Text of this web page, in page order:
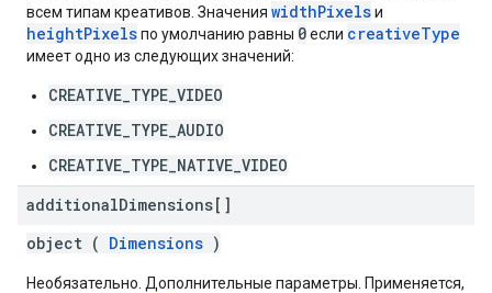
всем типам креативов. Значения widthPixelsи
heightPixelsпо умолчанию равны 0если creativeType
имеет одно из следующих значений:
CREATIVE_TYPE_VIDEO
CREATIVE_TYPE_AUDIO
CREATIVE_TYPE_NATIVE_VIDEO
additionalDimensions[]
object ( Dimensions )
Необязательно. Дополнительные параметры. Применяется,